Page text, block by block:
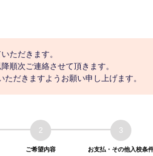
ただきます。
順次ご連絡させて頂きます。
だきますようお願い申し上げます。
2
ご希望内容
3
お支払・その他入校条